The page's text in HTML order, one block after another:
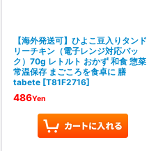
【海外発送可】ひよこ豆入りタンド
リーチキン（電子レンジ対応パッ
ク）70g レトルト おかず 和食 惣菜
常温保存 まごころを食卓に 膳
tabete [T81F2716]
486Yen